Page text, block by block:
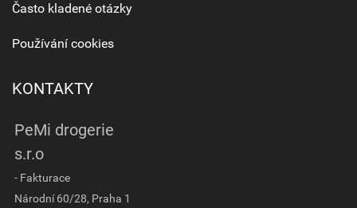
Často kladené otázky
Používání cookies
KONTAKTY
PeMi drogerie
s.r.o
- Fakturace
Národní 60/28, Praha 1